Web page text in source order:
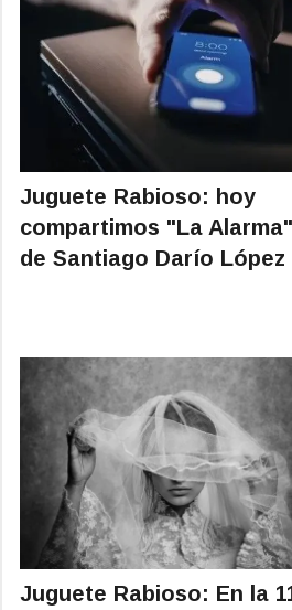
Juguete Rabioso: hoy
compartimos "La
de Santiago Darío López
Juguete Rabioso: En la